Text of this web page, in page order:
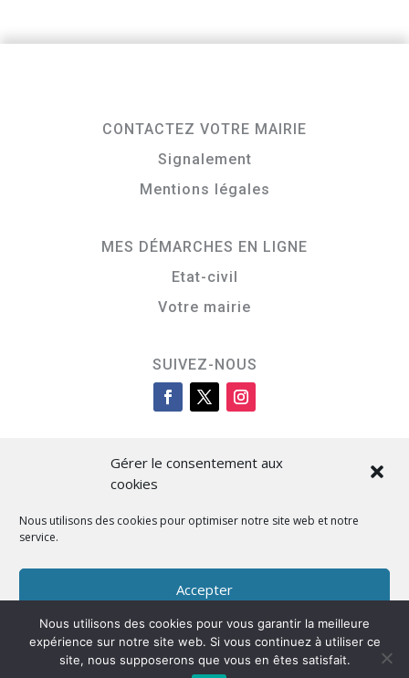
Gérer le consentement aux
cookies
Nous utilisons des cookies pour optimiser notre site web et notre
service.
Accepter
Refuser
Préférences
CONTACTEZ VOTRE MAIRIE
Signalement
Mentions légales
MES DÉMARCHES EN LIGNE
Etat-civil
Votre mairie
SUIVEZ-NOUS
Cità di L’Isula
Designed by BKM Web Consulting
Nous utilisons des cookies pour vous garantir la meilleure
expérience sur notre site web. Si vous continuez à utiliser ce
site, nous supposerons que vous en êtes satisfait.